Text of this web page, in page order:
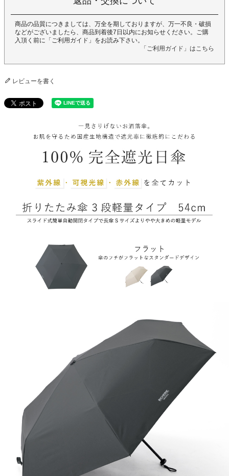
商品の品質につきましては、万全を期しておりますが、万一不良・破損
などがございましたら、商品到着後7日以内にお知らせください。ご購
入頂く前に「ご利用ガイド」をお読み下さい。
「ご利用ガイド」はこちら
レビューを書く